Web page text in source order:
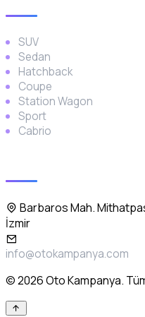
SUV
Sedan
Hatchback
Coupe
Station Wagon
Sport
Cabrio
Barbaros Mah.
İzmir
info@otokampanya.com
© 2026 Oto Kampanya. Tüm